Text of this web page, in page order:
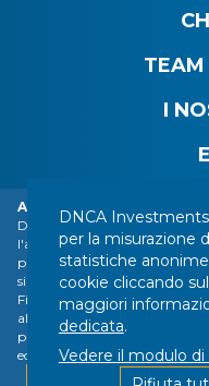
Allarme: furto d'identità
DNCA Finance, un'affiliata di
l'attenzione del pubblico
parte di varie persone o
si presenta come una società
Finance". Queste persone e
al nome di DNCA Finance o
privati per raccomandare
ecc.).
Maggiori informazioni
TEAM
I
CONTATTI
I VOSTRI DATI
Progettato da
DNCA
per la misurazione
statistiche
cookie cliccando
maggiori
dedicata.
Vedere il modulo